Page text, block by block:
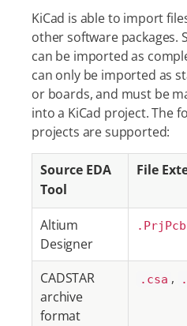
KiCad is able to import
other software packages.
can be imported as
can only be imported as
or boards, and must be
into a KiCad project. The
projects are supported:
Source EDA
Tool
File
Altium
Designer
.PrjPcb
CADSTAR
archive
format
.csa ,